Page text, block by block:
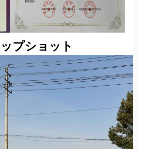
プショット